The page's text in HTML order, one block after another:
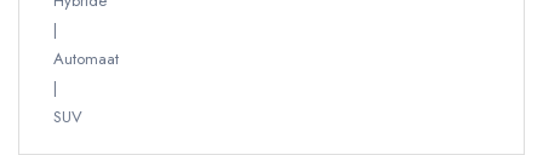
Automaat
SUV